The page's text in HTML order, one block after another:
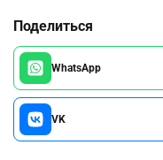
Поделиться
WhatsApp
VK